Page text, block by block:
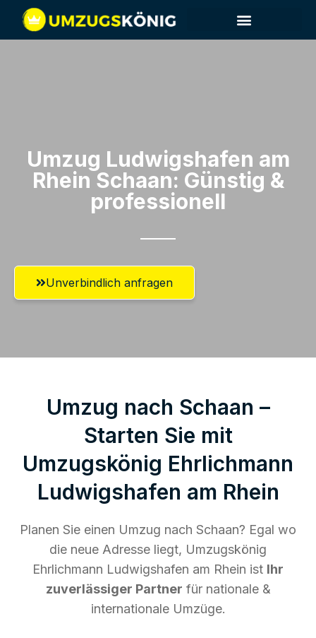
Umzug Ludwigshafen am
Rhein​ Schaan: Günstig &
professionell​
Unverbindlich anfragen
Umzug nach Schaan –
Starten Sie mit
Umzugskönig Ehrlichmann
Ludwigshafen am Rhein
Planen Sie einen Umzug nach Schaan? Egal wo
die neue Adresse liegt, Umzugskönig
Ehrlichmann Ludwigshafen am Rhein ist Ihr
zuverlässiger Partner für nationale &
internationale Umzüge.